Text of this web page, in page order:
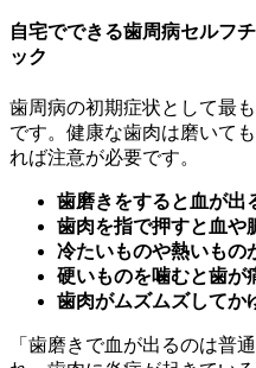
自宅でできる歯周病セルフ
ック
歯周病の初期症状として最
です。健康な歯肉は磨いて
れば注意が必要です。
歯磨きをすると血が出
歯肉を指で押すと血や
冷たいものや熱いもの
硬いものを噛むと歯が
歯肉がムズムズしてか
「歯磨きで血が出るのは普